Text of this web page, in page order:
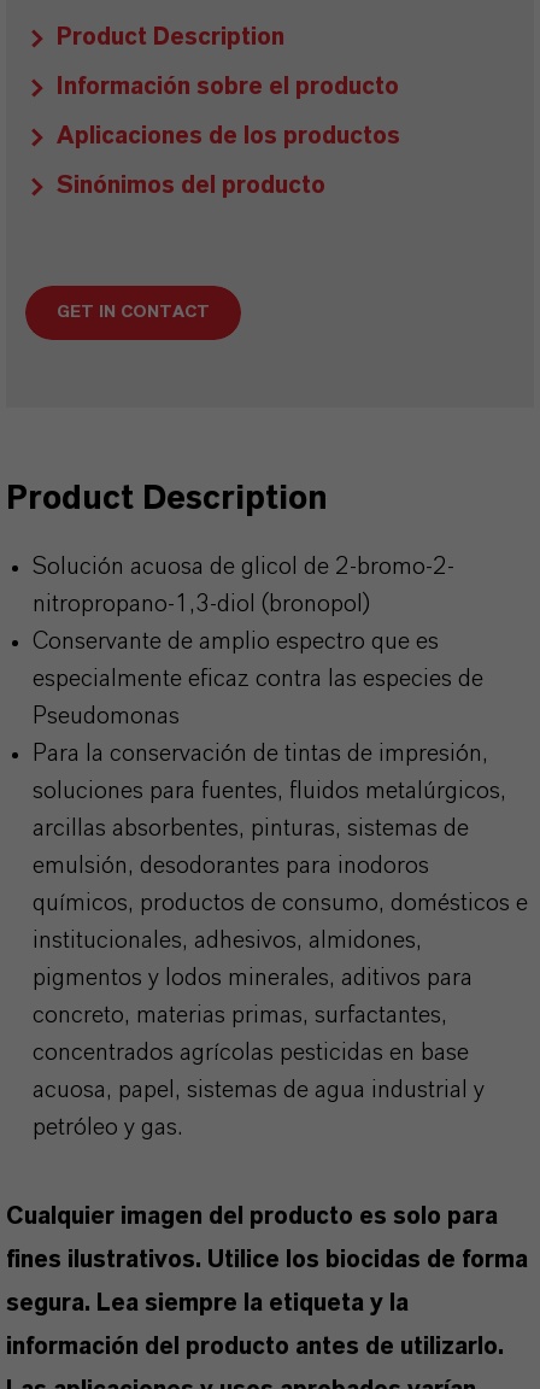
Product Description
Información sobre el producto
Aplicaciones de los productos
Sinónimos del producto
GET IN CONTACT
Product Description
Solución acuosa de glicol de 2-bromo-2-
nitropropano-1,3-diol (bronopol)
Conservante de amplio espectro que es
especialmente eficaz contra las especies de
Pseudomonas
Para la conservación de tintas de impresión,
soluciones para fuentes, fluidos metalúrgicos,
arcillas absorbentes, pinturas, sistemas de
emulsión, desodorantes para inodoros
químicos, productos de consumo, domésticos e
institucionales, adhesivos, almidones,
pigmentos y lodos minerales, aditivos para
concreto, materias primas, surfactantes,
concentrados agrícolas pesticidas en base
acuosa, papel, sistemas de agua industrial y
petróleo y gas.
Cualquier imagen del producto es solo para
fines ilustrativos. Utilice los biocidas de forma
segura. Lea siempre la etiqueta y la
información del producto antes de utilizarlo.